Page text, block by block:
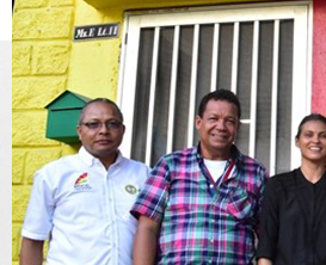
Declaraciones de eventos de
Para espectáculos realizados
anterioridad a junio de 2016,
código como productor de
2184 de la página de la DIAN.
a declarar con las fechas
eventos, debe agregar un
código recomendado y
informáticos DIAN acepten el
2016 para diligenciar la
presentar las correcciones o